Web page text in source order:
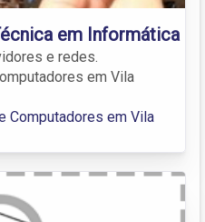
em Informática
e redes.
em Vila
Computadores em Vila